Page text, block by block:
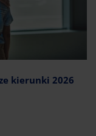
kierunki 2026